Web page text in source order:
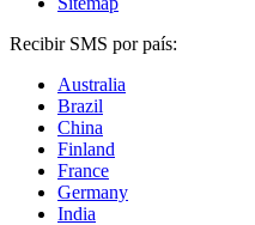
Recibir SMS por país:
Australia
Brazil
China
Finland
France
Germany
India